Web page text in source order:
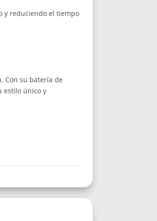
y reduciendo el tiempo
Con su batería de
estilo único y